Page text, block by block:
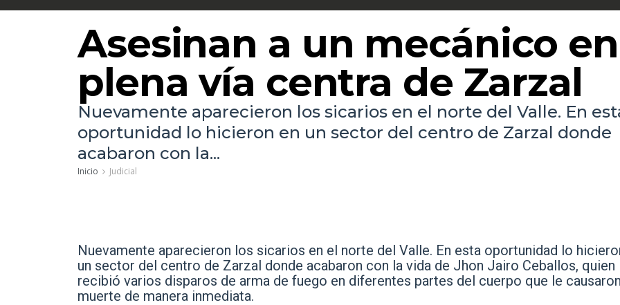
Asesinan a un mecánico en
plena vía centra de Zarzal
Nuevamente aparecieron los sicarios en el norte del Valle. En
oportunidad lo hicieron en un sector del centro de Zarzal donde
acabaron con la...
Inicio Judicial
Nuevamente aparecieron los sicarios en el norte del Valle. En esta oportunidad lo
un sector del centro de Zarzal donde acabaron con la vida de Jhon Jairo Ceballos, quien
recibió varios disparos de arma de fuego en diferentes partes del cuerpo que le
muerte de manera inmediata.